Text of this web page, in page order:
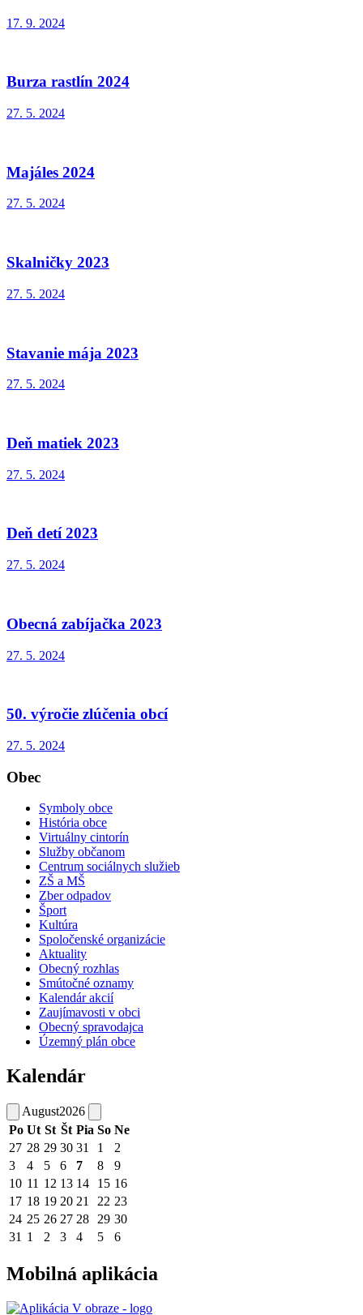
17. 9. 2024
Burza rastlín 2024
27. 5. 2024
Majáles 2024
27. 5. 2024
Skalničky 2023
27. 5. 2024
Stavanie mája 2023
27. 5. 2024
Deň matiek 2023
27. 5. 2024
Deň detí 2023
27. 5. 2024
Obecná zabíjačka 2023
27. 5. 2024
50. výročie zlúčenia obcí
27. 5. 2024
Obec
Symboly obce
História obce
Virtuálny cintorín
Služby občanom
Centrum sociálnych služieb
ZŠ a MŠ
Zber odpadov
Šport
Kultúra
Spoločenské organizácie
Aktuality
Obecný rozhlas
Smútočné oznamy
Kalendár akcií
Zaujímavosti v obci
Obecný spravodajca
Územný plán obce
Kalendár
August2026
Po Ut St Št Pia So Ne
27 28 29 30 31 1
2
3
4 5 6 7 8
9
10 11 12 13 14 15 16
17 18 19 20 21 22 23
24 25 26 27 28 29 30
31 1 2 3 4 5 6
Mobilná aplikácia